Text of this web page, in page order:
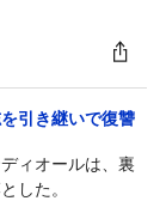
引き継いで復讐
ィオールは、裏
した。